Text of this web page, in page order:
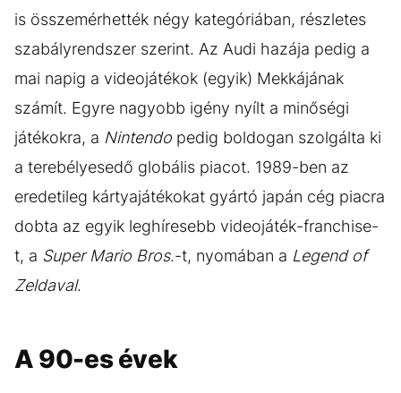
is összemérhették négy kategóriában, részletes
szabályrendszer szerint. Az Audi hazája pedig a
mai napig a videojátékok (egyik) Mekkájának
számít. Egyre nagyobb igény nyílt a minőségi
játékokra, a Nintendo pedig boldogan szolgálta ki
a terebélyesedő globális piacot. 1989-ben az
eredetileg kártyajátékokat gyártó japán cég piacra
dobta az egyik leghíresebb videojáték-franchise-
t, a Super Mario Bros.-t, nyomában a Legend of
Zeldaval.
A 90-es évek